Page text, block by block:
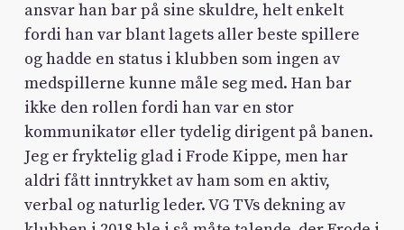
ansvar han bar på sine skuldre, helt enkelt
fordi han var blant lagets aller beste spillere
og hadde en status i klubben som ingen av
medspillerne kunne måle seg med. Han bar
ikke den rollen fordi han var en stor
kommunikatør eller tydelig dirigent på banen.
Jeg er fryktelig glad i Frode Kippe, men har
aldri fått inntrykket av ham som en aktiv,
verbal og naturlig leder. VG TVs dekning av